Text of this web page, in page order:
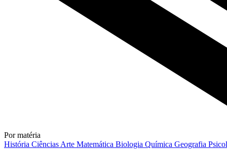
Por matéria
História Ciências Arte Matemática Biologia Química Geografia